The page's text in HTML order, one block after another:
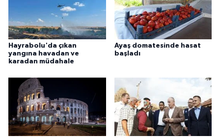
Hayrabolu'da çıkan
yangına havadan ve
karadan müdahale
Ayaş domatesinde hasat
başladı